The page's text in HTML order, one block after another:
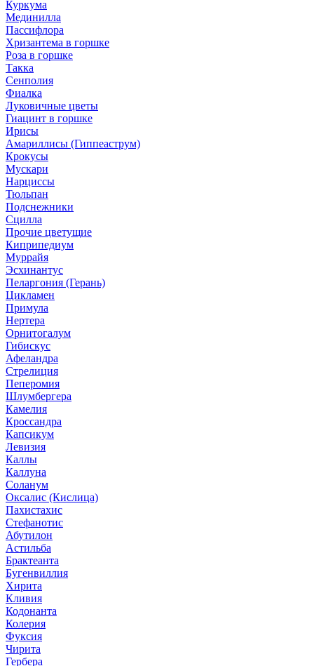
Куркума
Мединилла
Пассифлора
Хризантема в горшке
Роза в горшке
Такка
Сенполия
Фиалка
Луковичные цветы
Гиацинт в горшке
Ирисы
Амариллисы (Гиппеаструм)
Крокусы
Мускари
Нарциссы
Тюльпан
Подснежники
Сцилла
Прочие цветущие
Киприпедиум
Муррайя
Эсхинантус
Пеларгония (Герань)
Цикламен
Примула
Нертера
Орнитогалум
Гибискус
Афеландра
Стрелиция
Пеперомия
Шлумбергера
Камелия
Кроссандра
Капсикум
Левизия
Каллы
Каллуна
Соланум
Оксалис (Кислица)
Пахистахис
Стефанотис
Абутилон
Астильба
Брактеанта
Бугенвиллия
Хирита
Кливия
Кодонанта
Колерия
Фуксия
Чирита
Гербера